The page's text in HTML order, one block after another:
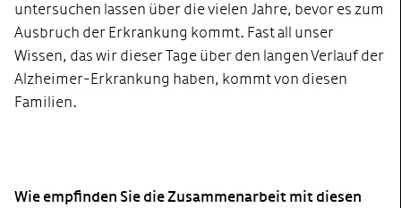
untersuchen lassen über die vielen Jahre, bevor es zum
Ausbruch der Erkrankung kommt. Fast all unser
Wissen, das wir dieser Tage über den langen Verlauf der
Alzheimer-Erkrankung haben, kommt von diesen
Familien.
Wie empfinden Sie die Zusammenarbeit mit diesen